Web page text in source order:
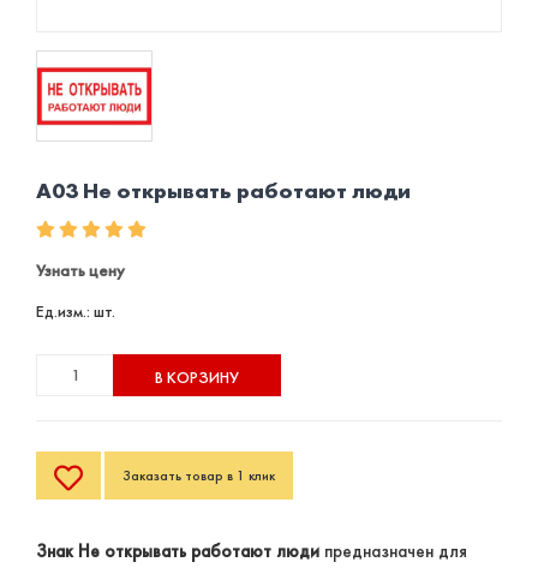
A03 Не открывать работают люди
Узнать цену
Ед.изм.: шт.
В КОРЗИНУ
Заказать товар в 1 клик
Знак Не открывать работают люди предназначен для